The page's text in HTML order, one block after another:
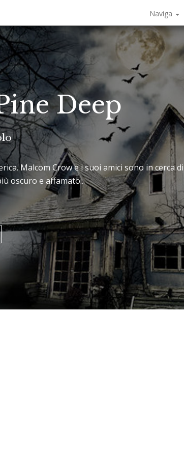
Naviga
Deep
Malcom Crow e i suoi amici sono in cerca di
oscuro e affamato...